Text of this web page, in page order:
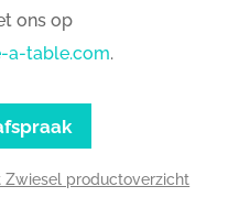
ons op
a-table.com.
Zwiesel productoverzicht